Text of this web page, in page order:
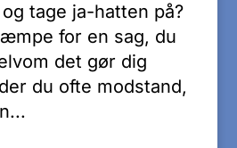
tage ja-hatten på?
for en sag, du
det gør dig
du ofte modstand,